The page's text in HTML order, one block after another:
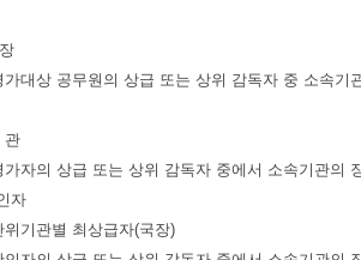
대상 공무원의 상급 또는 상위 감독자 중 소속기
관
자의 상급 또는 상위 감독자 중에서 소속기관의
자
기관별 최상급자(국장)